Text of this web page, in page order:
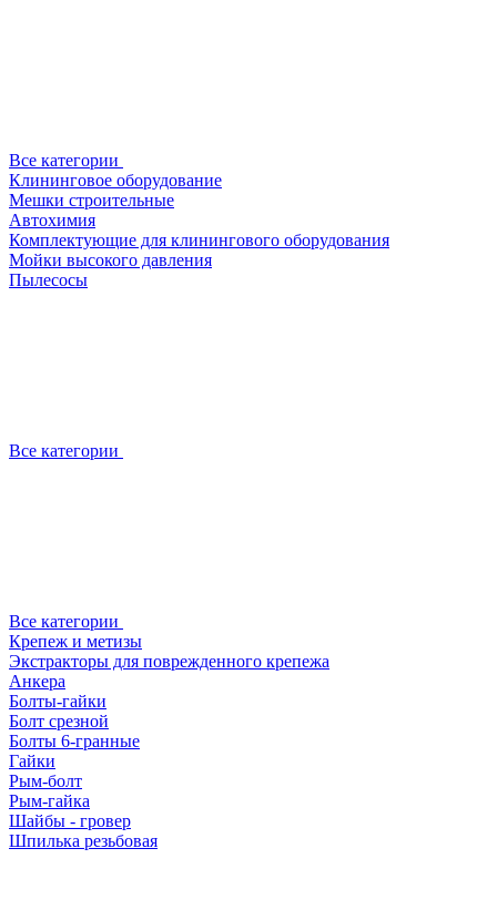
Все категории
Клининговое оборудование
Мешки строительные
Автохимия
Комплектующие для клинингового оборудования
Мойки высокого давления
Пылесосы
Все категории
Все категории
Крепеж и метизы
Экстракторы для поврежденного крепежа
Анкера
Болты-гайки
Болт срезной
Болты 6-гранные
Гайки
Рым-болт
Рым-гайка
Шайбы - гровер
Шпилька резьбовая